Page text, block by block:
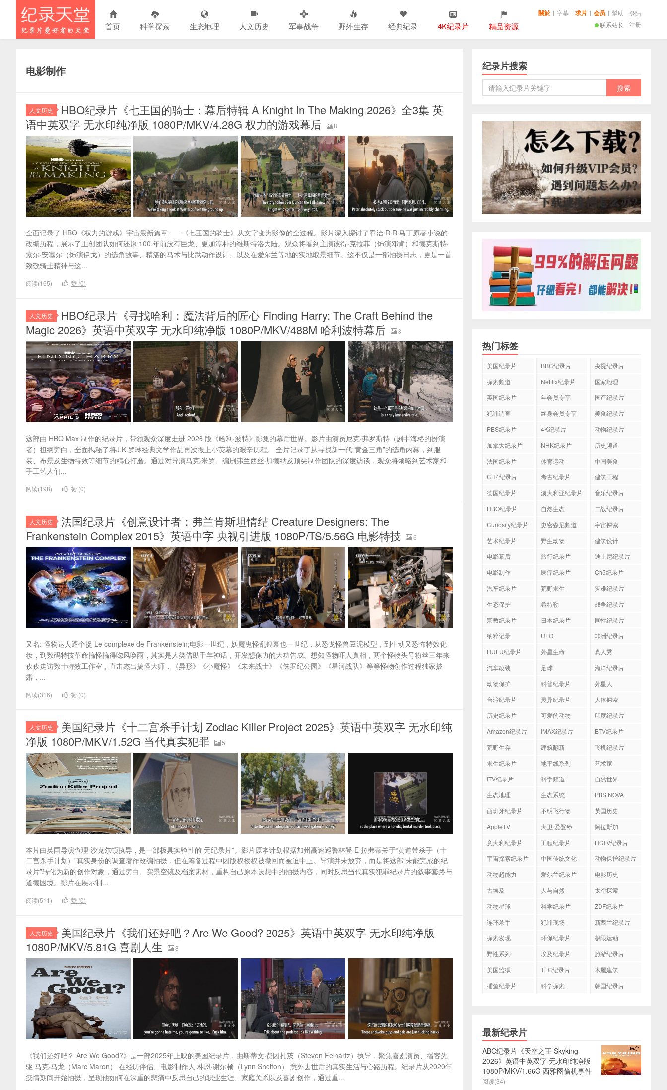
首页 科学探索 生态地理 人文历史 军事战争 野外生存 经典纪录 4K纪录片 精品资源 联系站长
關於 | 字幕 | 求片 | 会员 | 幫助
登陆
注册
电影制作
人文历史
HBO纪录片《七王国的骑士：幕后特辑 A Knight In The Making 2026》全3集 英
语中英双字 无水印纯净版 1080P/MKV/4.28G 权力的游戏幕后
8
全面记录了 HBO《权力的游戏》宇宙最新篇章——《七王国的骑士》从文字变为影像的全过程。影片深入探讨了乔治·R·R·马丁原著小说的
改编历程，展示了主创团队如何还原 100 年前没有巨龙、更加淳朴的维斯特洛大陆。观众将看到主演彼得·克拉菲（饰演邓肯）和德克斯特·
索尔·安塞尔（饰演伊戈）的选角故事、精湛的马术与比武动作设计、以及在爱尔兰等地的实地取景细节。这不仅是一部拍摄日志，更是一首
致敬骑士精神与这...
阅读(165) 赞 (0)
人文历史
HBO纪录片《寻找哈利：魔法背后的匠心 Finding Harry: The Craft Behind the
Magic 2026》英语中英双字 无水印纯净版 1080P/MKV/488M 哈利波特幕后
8
这部由 HBO Max 制作的纪录片，带领观众深度走进 2026 版《哈利·波特》影集的幕后世界。影片由演员尼克·弗罗斯特（剧中海格的扮演
者）担纲旁白，全面揭秘了将J.K.罗琳经典文学作品再次搬上小荧幕的艰辛历程。 全片记录了从寻找新一代“黄金三角”的选角内幕，到服
装、布景及生物特效等细节的精心打磨。通过对导演马克·米罗、编剧弗兰西丝·加德纳及顶尖制作团队的深度访谈，观众将领略到艺术家和
手工艺人们...
阅读(198) 赞 (0)
人文历史
法国纪录片《创意设计者：弗兰肯斯坦情结 Creature Designers: The
Frankenstein Complex 2015》英语中字 央视引进版 1080P/TS/5.56G 电影特技
6
又名: 怪物达人逐个捉 Le complexe de Frankenstein;电影一世纪，妖魔鬼怪乱银幕也一世纪，从恐龙怪兽豆泥模型，到生动又恐怖特效化
妆，到数码特技革命搞怪搞得唿风唤雨，其实是人类借助千年神话，开发想像力的大功告成。想知怪物吓人真相，两个怪物头号粉丝三年来
孜孜走访数十特效工作室，直击杰出搞怪大师，《异形》《小魔怪》《未来战士》《侏罗纪公园》《星河战队》等等怪物创作过程独家披
露，...
阅读(316) 赞 (0)
人文历史
美国纪录片《十二宫杀手计划 Zodiac Killer Project 2025》英语中英双字 无水印纯
净版 1080P/MKV/1.52G 当代真实犯罪
5
本片由英国导演查理·沙克尔顿执导，是一部极具实验性的“元纪录片”。影片原本计划根据加州高速巡警林登·E·拉弗蒂关于“黄道带杀手（十
二宫杀手计划）”真实身份的调查著作改编拍摄，但在筹备过程中因版权授权被撤回而被迫中止。导演并未放弃，而是将这部“未能完成的纪
录片”转化为新的创作对象，通过旁白、实景空镜及档案素材，重构自己原本设想中的拍摄内容，同时反思当代真实犯罪纪录片的叙事套路与
道德困境。影片在展示制...
阅读(511) 赞 (0)
人文历史
美国纪录片《我们还好吧？Are We Good? 2025》英语中英双字 无水印纯净版
1080P/MKV/5.81G 喜剧人生
8
《我们还好吧？ Are We Good?》是一部2025年上映的美国纪录片，由斯蒂文·费因扎茨（Steven Feinartz）执导，聚焦喜剧演员、播客先
驱 马克·马龙（Marc Maron） 在经历伴侣、电影制作人 林恩·谢尔顿（Lynn Shelton） 意外去世后的真实生活与心路历程。纪录片从2020年
疫情期间开始拍摄，呈现他如何在深重的悲痛中反思自己的职业生涯、家庭关系以及喜剧创作，通过重...
纪录片搜索
热门标签
美国纪录片 BBC纪录片
央视纪录片
探索频道
Netflix纪录片
国家地理
英国纪录片
年会员专享
国产纪录片
犯罪调查
终身会员专享
美食纪录片
PBS纪录片
4K纪录片
动物纪录片
加拿大纪录片
NHK纪录片
历史频道
法国纪录片
体育运动
中国美食
CH4纪录片
考古纪录片
建筑工程
德国纪录片
澳大利亚纪录片
音乐纪录片
HBO纪录片
自然生态
二战纪录片
Curiosity纪录片
史密森尼频道
宇宙探索
艺术纪录片
野生动物
建筑设计
电影幕后
旅行纪录片
迪士尼纪录片
电影制作
医疗纪录片
Ch5纪录片
汽车纪录片
荒野求生
灾难纪录片
生态保护
希特勒
战争纪录片
宗教纪录片
日本纪录片
同性纪录片
纳粹记录
UFO
非洲纪录片
HULU纪录片
外星生命
真人秀
汽车改装
足球
海洋纪录片
动物保护
科普纪录片
外星人
台湾纪录片
灵异纪录片
人体探索
历史纪录片
可爱的动物
印度纪录片
Amazon纪录片
IMAX纪录片
BTV纪录片
荒野生存
建筑翻新
飞机纪录片
求生纪录片
地平线系列
艺术家
ITV纪录片
科学频道
自然世界
生态地理
生态系统
PBS NOVA
西班牙纪录片
不明飞行物
英国历史
AppleTV
大卫·爱登堡
阿拉斯加
意大利纪录片
工程纪录片
HGTV纪录片
宇宙探索纪录片
中国传统文化
动物保护纪录片
动物超能力
爱尔兰纪录片
电影历史
古埃及
人与自然
太空探索
动物星球
科学纪录片
ZDF纪录片
连环杀手
犯罪现场
新西兰纪录片
探索发现
环保纪录片
极限运动
野性系列
埃及纪录片
旅游纪录片
美国监狱
TLC纪录片
木屋建筑
捕鱼纪录片
科学探索 韩国纪录片
最新纪录片
ABC纪录片《天空之王 Skyking
2026》英语中英双字 无水印纯净版
1080P/MKV/1.66G 西雅图偷机事件
阅读(34)